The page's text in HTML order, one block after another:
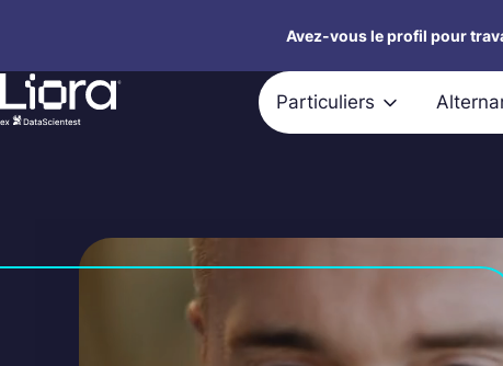
contenu
Avez-vous le profil pour
Particuliers